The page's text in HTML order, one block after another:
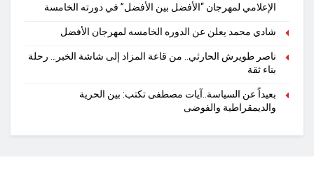
الإعلامي لمهرجان “الأفضل بين الأفضل” في دورته الخامسة
شادي محمد يعلن عن الدوره الخامسه لمهرجان الأفضل
ناصر طويرش الحارثي.. من قاعة المزاد إلى شاشة الخبر… رحلة
بناء ثقة
بعيداً عن السياسة..آيات مصطفى تكتب: بين الحرية
والديمقراطية والفوضى